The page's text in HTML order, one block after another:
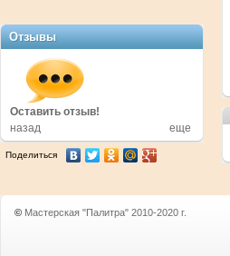
Отзывы
Оставить отзыв!
назад
еще
Поделиться
© Мастерская "Палитра" 2010-2020 г.